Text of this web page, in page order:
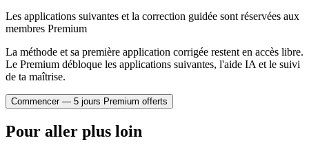
Les applications suivantes et la correction guidée sont réservées aux
membres Premium
La méthode et sa première application corrigée restent en accès libre.
Le Premium débloque les applications suivantes, l'aide IA et le suivi
de ta maîtrise.
Commencer — 5 jours Premium offerts
Pour aller plus loin